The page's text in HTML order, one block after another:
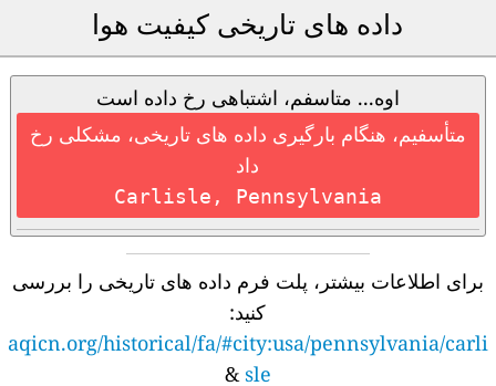
داده های تاریخی کیفیت هوا
اوه... متاسفم، اشتباهی رخ داده است
متأسفیم، هنگام بارگیری داده های تاریخی، مشکلی رخ
داد
Carlisle, Pennsylvania
برای اطلاعات بیشتر، پلت فرم داده های تاریخی را بررسی
کنید:
aqicn.org/historical/fa/#city:usa/pennsylvania/carli
sle
&